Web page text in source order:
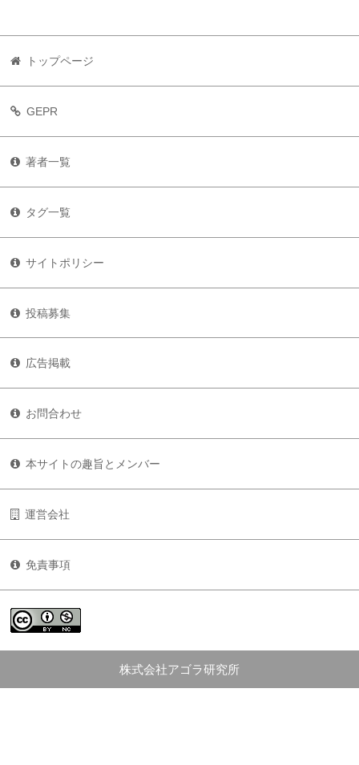
トップページ
GEPR
著者一覧
タグ一覧
サイトポリシー
投稿募集
広告掲載
お問合わせ
本サイトの趣旨とメンバー
運営会社
免責事項
株式会社アゴラ研究所